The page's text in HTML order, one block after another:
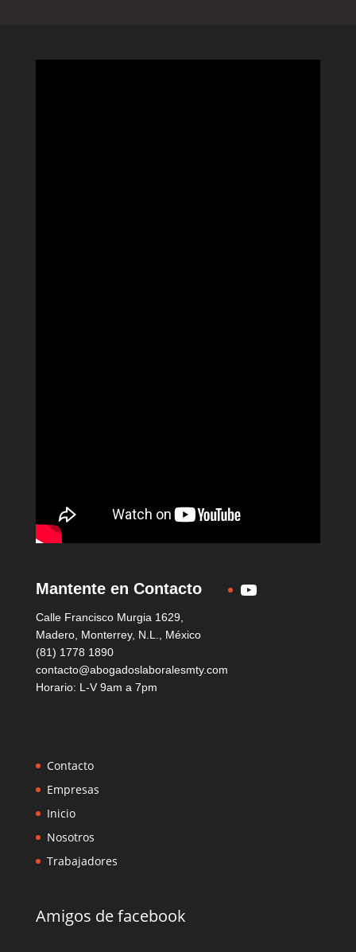
Mantente en Contacto
Calle Francisco Murgia 1629,
Madero, Monterrey, N.L., México
(81) 1778 1890
contacto@abogadoslaboralesmty.com
Horario: L-V 9am a 7pm
YouTube
Contacto
Empresas
Inicio
Nosotros
Trabajadores
Amigos de facebook